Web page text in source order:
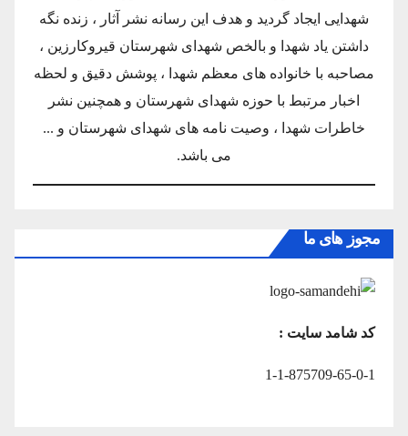
شهدایی ایجاد گردید و هدف این رسانه نشر آثار ، زنده نگه
داشتن یاد شهدا و بالخص شهدای شهرستان قیروکارزین ،
مصاحبه با خانواده های معظم شهدا ، پوشش دقیق و لحظه
اخبار مرتبط با حوزه شهدای شهرستان و همچنین نشر
خاطرات شهدا ، وصیت نامه های شهدای شهرستان و ...
می باشد.
مجوز های ما
کد شامد سایت :
1-1-875709-65-0-1